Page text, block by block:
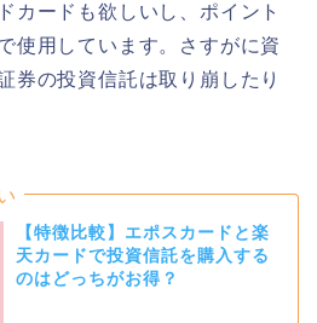
カードも欲しいし、ポイント
使用しています。さすがに資
券の投資信託は取り崩したり
【特徴比較】エポスカードと楽
天カードで投資信託を購入する
のはどっちがお得？